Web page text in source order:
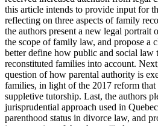
this article intends to provide input for
reflecting on three aspects of family
the authors present a new legal portrait
the scope of family law, and propose a
better define how public and social law
reconstituted families into account.
question of how parental authority is
families, in light of the 2017 reform
suppletive tutorship. Last, the authors
jurisprudential approach used in
parenthood status in divorce law, and